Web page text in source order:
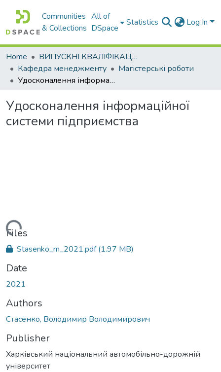
Communities
& Collections
All of
DSpace
Statistics Log In
Home
ВИПУСКНІ КВАЛІФІКАЦІЙНІ РОБОТИ
Кафедра менеджменту
Магістерські роботи
Удосконалення інформаційної системи підприємства
Удосконалення інформаційної
системи підприємства
Loading...
Files
Stasenko_m_2021.pdf(1.97 MB)
Date
2021
Authors
Стасенко, Володимир Володимирович
Publisher
Харківський національний автомобільно-дорожній
університет